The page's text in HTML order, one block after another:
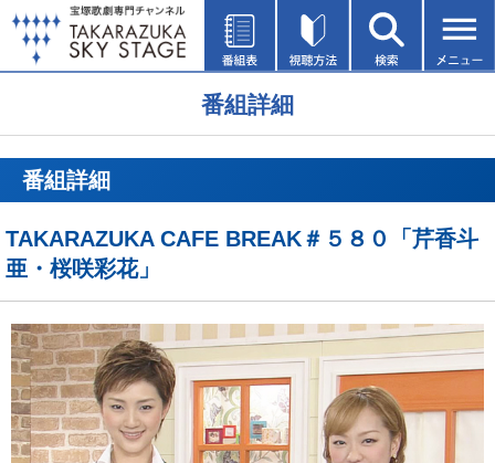
番組詳細
番組詳細
TAKARAZUKA CAFE BREAK＃５８０「芹香斗
亜・桜咲彩花」